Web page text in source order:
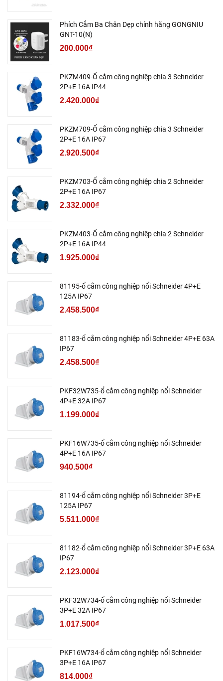
Phích Cắm Ba Chân Dẹp chính hãng GONGNIU
GNT-10(N)
200.000₫
PKZM409-Ổ cắm công nghiệp chia 3 Schneider
2P+E 16A IP44
2.420.000₫
PKZM709-Ổ cắm công nghiệp chia 3 Schneider
2P+E 16A IP67
2.920.500₫
PKZM703-Ổ cắm công nghiệp chia 2 Schneider
2P+E 16A IP67
2.332.000₫
PKZM403-Ổ cắm công nghiệp chia 2 Schneider
2P+E 16A IP44
1.925.000₫
81195-ổ cắm công nghiệp nổi Schneider 4P+E
125A IP67
2.458.500₫
81183-ổ cắm công nghiệp nổi Schneider 4P+E 63A
IP67
2.458.500₫
PKF32W735-ổ cắm công nghiệp nổi Schneider
4P+E 32A IP67
1.199.000₫
PKF16W735-ổ cắm công nghiệp nổi Schneider
4P+E 16A IP67
940.500₫
81194-ổ cắm công nghiệp nổi Schneider 3P+E
125A IP67
5.511.000₫
81182-ổ cắm công nghiệp nổi Schneider 3P+E 63A
IP67
2.123.000₫
PKF32W734-ổ cắm công nghiệp nổi Schneider
3P+E 32A IP67
1.017.500₫
PKF16W734-ổ cắm công nghiệp nổi Schneider
3P+E 16A IP67
814.000₫